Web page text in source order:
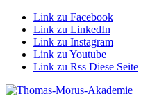
Link zu Facebook
Link zu LinkedIn
Link zu Instagram
Link zu Youtube
Link zu Rss Diese Seite